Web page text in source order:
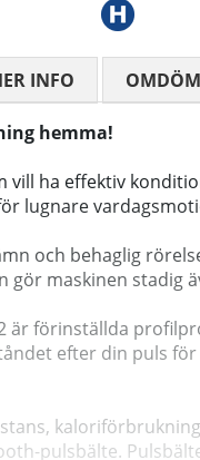
hemma!
vill ha effektiv
lugnare
och behaglig
maskinen stadig
förinställda
efter din puls
pulsbälte.
INFO